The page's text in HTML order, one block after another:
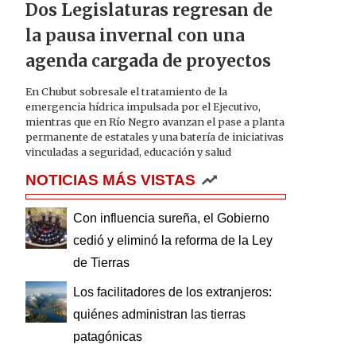
Dos Legislaturas regresan de
la pausa invernal con una
agenda cargada de proyectos
En Chubut sobresale el tratamiento de la
emergencia hídrica impulsada por el Ejecutivo,
mientras que en Río Negro avanzan el pase a planta
permanente de estatales y una batería de iniciativas
vinculadas a seguridad, educación y salud
NOTICIAS MÁS VISTAS
Con influencia sureña, el Gobierno
cedió y eliminó la reforma de la Ley
de Tierras
Los facilitadores de los extranjeros:
quiénes administran las tierras
patagónicas